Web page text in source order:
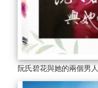
阮氏碧花與她的兩個男人